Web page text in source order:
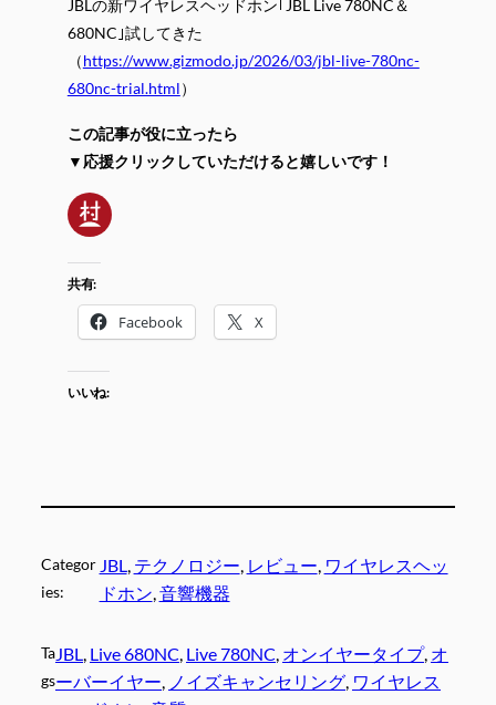
JBLの新ワイヤレスヘッドホン｢JBL Live 780NC＆
680NC｣試してきた
（https://www.gizmodo.jp/2026/03/jbl-live-780nc-
680nc-trial.html）
この記事が役に立ったら
▼応援クリックしていただけると嬉しいです！
共有:
Facebook X
いいね:
Categor
ies:
JBL, テクノロジー, レビュー, ワイヤレスヘッ
ドホン, 音響機器
Ta
gs
JBL, Live 680NC, Live 780NC, オンイヤータイプ, オ
ーバーイヤー, ノイズキャンセリング, ワイヤレス